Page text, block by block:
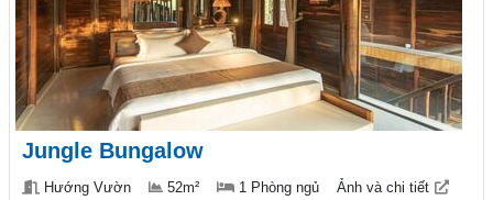
Jungle Bungalow
Hướng Vườn 52m² 1 Phòng ngủ Ảnh và chi tiết